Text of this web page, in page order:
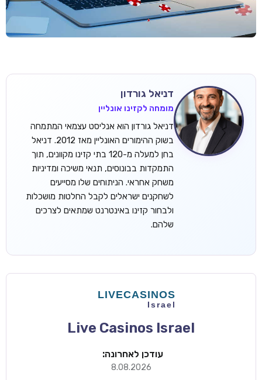
דניאל גורדון
מומחה לקזינו אונליין
דניאל גורדון הוא אנליסט עצמאי המתמחה
בשוק ההימורים האונליין מאז 2012. דניאל
בחן למעלה מ-120 בתי קזינו מקוונים, תוך
התמקדות בבונוסים, תנאי משיכה ומדיניות
משחק אחראי. הניתוחים שלו מסייעים
לשחקנים ישראלים לקבל החלטות מושכלות
ולבחור קזינו באינטרנט שמתאים לצרכים
שלהם.
Live Casinos Israel
עודכן לאחרונה:
8.08.2026